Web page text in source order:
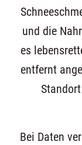
und die
es
entfernt
Bei Daten